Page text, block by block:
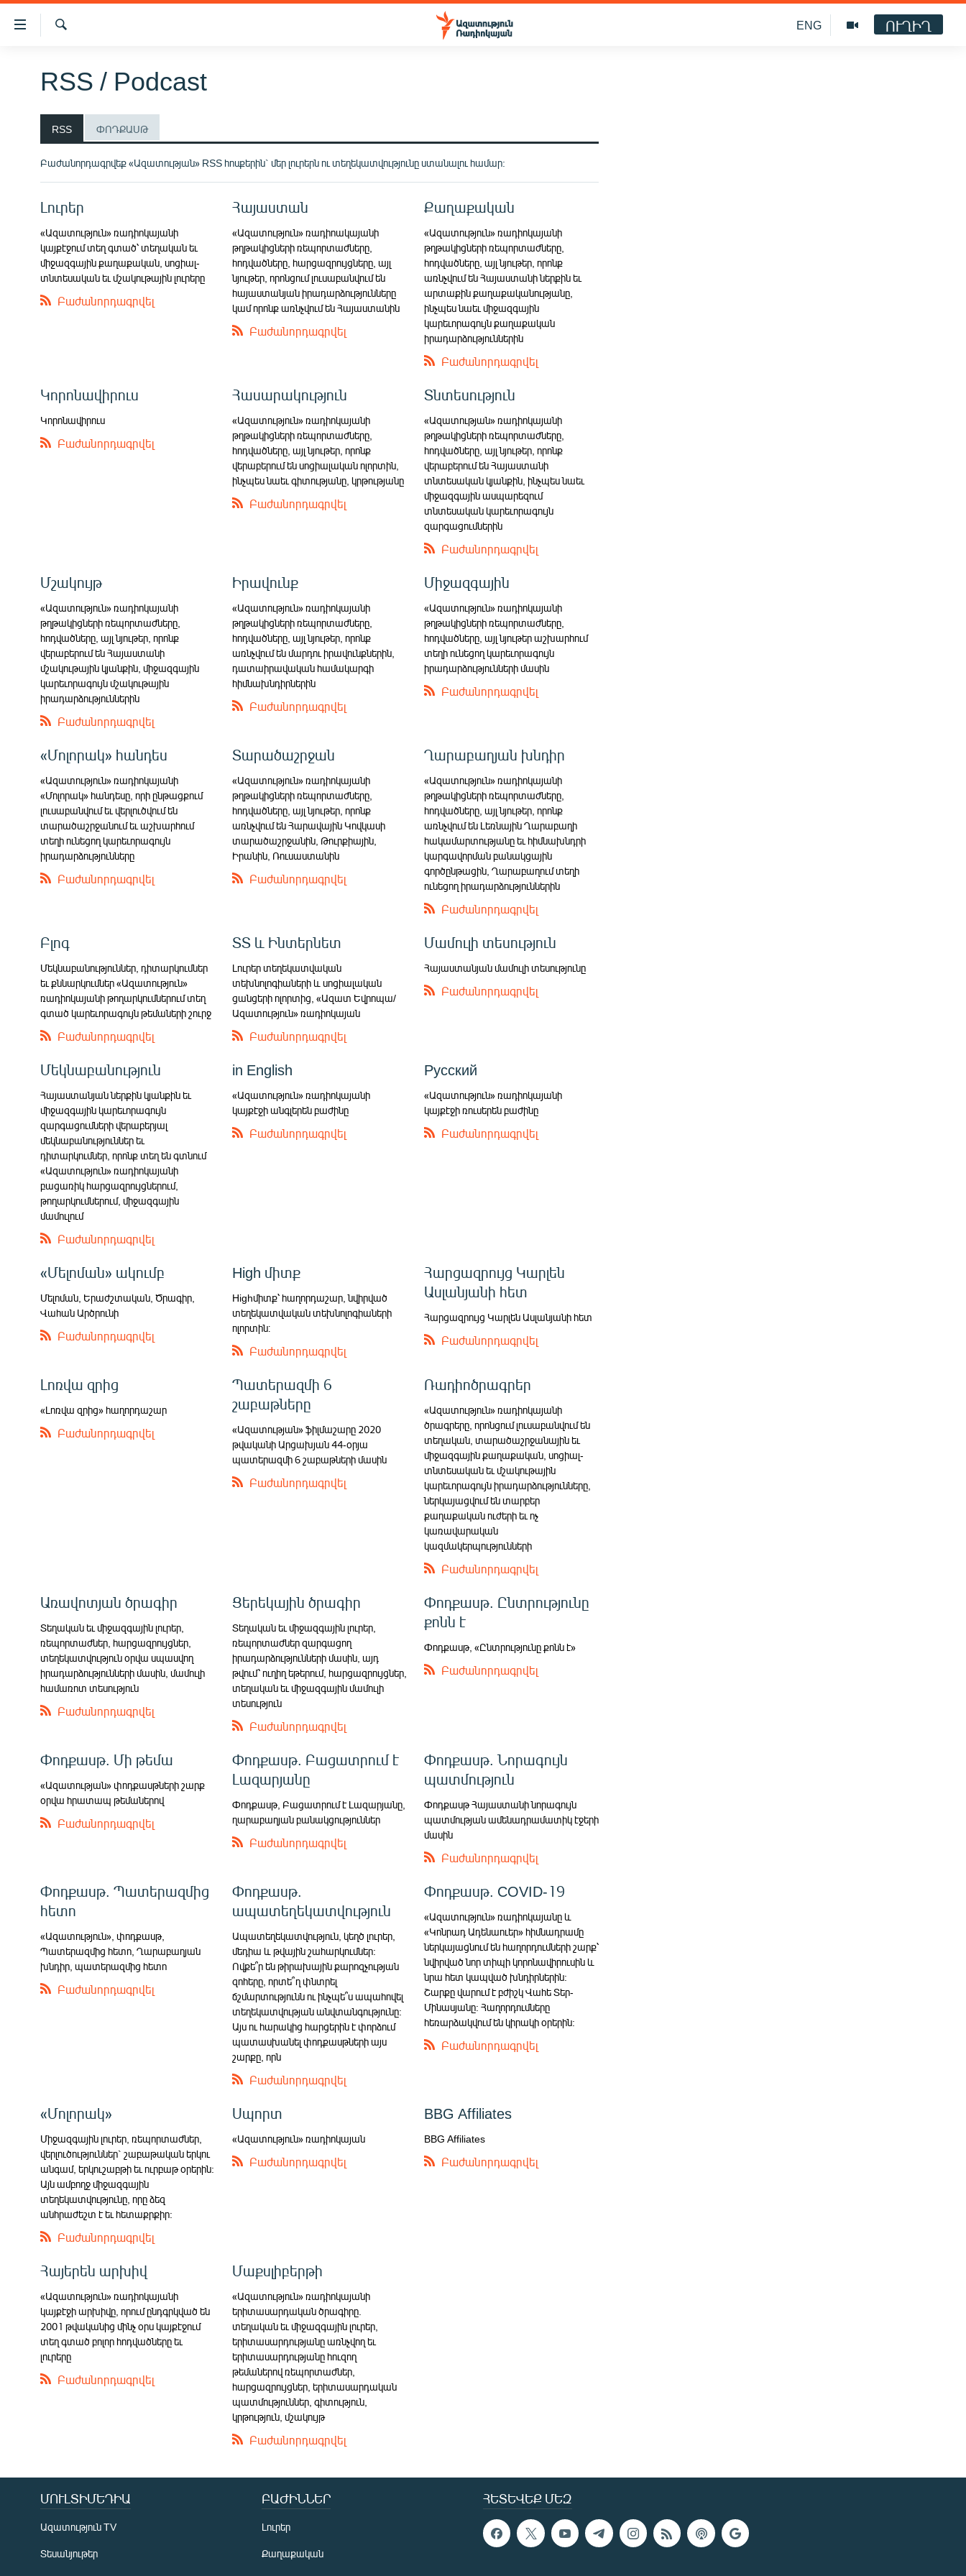
Մատչելիության
հղումներ
հիմնական
բովանդակությանը
հիմնական
Որոնում
ՀԱՅԱՍՏԱՆ
ՔԱՂԱՔԱԿԱՆ
ԸՆՏՐՈՒԹՅՈՒՆՆԵՐ 2026
ԻՐԱՎՈՒՆՔ
ՏՆՏԵՍՈՒԹՅՈՒՆ
ՂԱՐԱԲԱՂ
ՊԱՏԵՐԱԶՄԻ 6 ՇԱԲԱԹՆԵՐԸ
ՏԱՐԱԾԱՇՐՋԱՆ
ՄԵԿՆԱԲԱՆՈՒԹՅՈՒՆ
ՏՏ ԵՒ ԻՆՏԵՐՆԵՏ
ՓՈԴՔԱՍԹ
ENG ՈՒՂԻՂ
RSS / Podcast
RSS ՓՈԴՔԱՍԹ
Բաժանորդագրվեք «Ազատության» RSS հոսքերին` մեր լուրերն ու տեղեկատվությունը ստանալու համար:
Լուրեր
«Ազատություն» ռադիոկայանի
կայքէջում տեղ գտած՝ տեղական եւ
միջազգային քաղաքական, սոցիալ-
տնտեսական եւ մշակութային լուրերը
Բաժանորդագրվել
Հայաստան
«Ազատություն» ռադիոակայանի
թղթակիցների ռեպորտաժները,
հոդվածները, հարցազրույցները, այլ
նյութեր, որոնցում լուսաբանվում են
հայաստանյան իրադարձությունները
կամ որոնք առնչվում են Հայաստանին
Բաժանորդագրվել
Քաղաքական
«Ազատություն» ռադիոկայանի
թղթակիցների ռեպորտաժները,
հոդվածները, այլ նյութեր, որոնք
առնչվում են Հայաստանի ներքին եւ
արտաքին քաղաքականությանը,
ինչպես նաեւ միջազգային
կարեւորագույն քաղաքական
իրադարձություններին
Բաժանորդագրվել
Կորոնավիրուս
Կորոնավիրուս
Բաժանորդագրվել
Հասարակություն
«Ազատություն» ռադիոկայանի
թղթակիցների ռեպորտաժները,
հոդվածները, այլ նյութեր, որոնք
վերաբերում են սոցիալական ոլորտին,
ինչպես նաեւ գիտությանը, կրթությանը
Բաժանորդագրվել
Տնտեսություն
«Ազատության» ռադիոկայանի
թղթակիցների ռեպորտաժները,
հոդվածները, այլ նյութեր, որոնք
վերաբերում են Հայաստանի
տնտեսական կյանքին, ինչպես նաեւ
միջազգային ասպարեզում
տնտեսական կարեւորագույն
զարգացումներին
Բաժանորդագրվել
Մշակույթ
«Ազատություն» ռադիոկայանի
թղթակիցների ռեպորտաժները,
հոդվածները, այլ նյութեր, որոնք
վերաբերում են Հայաստանի
մշակութային կյանքին, միջազգային
կարեւորագույն մշակութային
իրադարձություններին
Բաժանորդագրվել
Իրավունք
«Ազատություն» ռադիոկայանի
թղթակիցների ռեպորտաժները,
հոդվածները, այլ նյութեր, որոնք
առնչվում են մարդու իրավունքներին,
դատաիրավական համակարգի
հիմնախնդիրներին
Բաժանորդագրվել
Միջազգային
«Ազատություն» ռադիոկայանի
թղթակիցների ռեպորտաժները,
հոդվածները, այլ նյութեր աշխարհում
տեղի ունեցող կարեւորագույն
իրադարձությունների մասին
Բաժանորդագրվել
«Մոլորակ» հանդես
«Ազատություն» ռադիոկայանի
«Մոլորակ» հանդեսը, որի ընթացքում
լուսաբանվում եւ վերլուծվում են
տարածաշրջանում եւ աշխարհում
տեղի ունեցող կարեւորագույն
իրադարձությունները
Բաժանորդագրվել
Տարածաշրջան
«Ազատություն» ռադիոկայանի
թղթակիցների ռեպորտաժները,
հոդվածները, այլ նյութեր, որոնք
առնչվում են Հարավային Կովկասի
տարածաշրջանին, Թուրքիային,
Իրանին, Ռուսաստանին
Բաժանորդագրվել
Ղարաբաղյան խնդիր
«Ազատություն» ռադիոկայանի
թղթակիցների ռեպորտաժները,
հոդվածները, այլ նյութեր, որոնք
առնչվում են Լեռնային Ղարաբաղի
հակամարտությանը եւ հիմնախնդրի
կարգավորման բանակցային
գործընթացին, Ղարաբաղում տեղի
ունեցող իրադարձություններին
Բաժանորդագրվել
Բլոգ
Մեկնաբանություններ, դիտարկումներ
եւ քննարկումներ «Ազատություն»
ռադիոկայանի թողարկումներում տեղ
գտած կարեւորագույն թեմաների շուրջ
Բաժանորդագրվել
ՏՏ և Ինտերնետ
Լուրեր տեղեկատվական
տեխնոլոգիաների և սոցիալական
ցանցերի ոլորտից, «Ազատ Եվրոպա/
Ազատություն» ռադիոկայան
Բաժանորդագրվել
Մամուլի տեսություն
Հայաստանյան մամուլի տեսությունը
Բաժանորդագրվել
Մեկնաբանություն
Հայաստանյան ներքին կյանքին եւ
միջազգային կարեւորագույն
զարգացումների վերաբերյալ
մեկնաբանություններ եւ
դիտարկումներ, որոնք տեղ են գտնում
«Ազատություն» ռադիոկայանի
բացառիկ հարցազրույցներում,
թողարկումներում, միջազգային
մամուլում
Բաժանորդագրվել
in English
«Ազատություն» ռադիոկայանի
կայքէջի անգլերեն բաժինը
Բաժանորդագրվել
Русский
«Ազատություն» ռադիոկայանի
կայքէջի ռուսերեն բաժինը
Բաժանորդագրվել
«Մելոման» ակումբ
Մելոման, Երաժշտական, Ծրագիր,
Վահան Արծրունի
Բաժանորդագրվել
High միտք
Highմիտք՝ հաղորդաշար, նվիրված
տեղեկատվական տեխնոլոգիաների
ոլորտին։
Բաժանորդագրվել
Հարցազրույց Կարլեն
Ասլանյանի հետ
Հարցազրույց Կարլեն Ասլանյանի հետ
Բաժանորդագրվել
Լոռվա զրից
«Լոռվա զրից» հաղորդաշար
Բաժանորդագրվել
Պատերազմի 6
շաբաթները
«Ազատության» ֆիլմաշարը 2020
թվականի Արցախյան 44-օրյա
պատերազմի 6 շաբաթների մասին
Բաժանորդագրվել
Ռադիոծրագրեր
«Ազատություն» ռադիոկայանի
ծրագրերը, որոնցում լուսաբանվում են
տեղական, տարածաշրջանային եւ
միջազգային քաղաքական, սոցիալ-
տնտեսական եւ մշակութային
կարեւորագույն իրադարձությունները,
ներկայացվում են տարբեր
քաղաքական ուժերի եւ ոչ
կառավարական
կազմակերպությունների
Բաժանորդագրվել
Առավոտյան ծրագիր
Տեղական եւ միջազգային լուրեր,
ռեպորտաժներ, հարցազրույցներ,
տեղեկատվություն օրվա սպասվող
իրադարձությունների մասին, մամուլի
համառոտ տեսություն
Բաժանորդագրվել
Ցերեկային ծրագիր
Տեղական եւ միջազգային լուրեր,
ռեպորտաժներ զարգացող
իրադարձությունների մասին, այդ
թվում՝ ուղիղ եթերում, հարցազրույցներ,
տեղական եւ միջազգային մամուլի
տեսություն
Բաժանորդագրվել
Փոդքասթ. Ընտրությունը
քոնն է
Փոդքասթ, «Ընտրությունը քոնն է»
Բաժանորդագրվել
Փոդքասթ. Մի թեմա
«Ազատության» փոդքասթների շարք
օրվա հրատապ թեմաներով
Բաժանորդագրվել
Փոդքասթ. Բացատրում է
Լազարյանը
Փոդքասթ, Բացատրում է Լազարյանը,
ղարաբաղյան բանակցություններ
Բաժանորդագրվել
Փոդքասթ. Նորագույն
պատմություն
Փոդքասթ Հայաստանի նորագույն
պատմության ամենադրամատիկ էջերի
մասին
Բաժանորդագրվել
Փոդքասթ. Պատերազմից
հետո
«Ազատություն», փոդքասթ,
Պատերազմից հետո, Ղարաբաղյան
խնդիր, պատերազմից հետո
Բաժանորդագրվել
Փոդքասթ.
ապատեղեկատվություն
Ապատեղեկատվություն, կեղծ լուրեր,
մեդիա և թվային շահարկումներ:
Ովքե՞ր են թիրախային քարոզչության
զոհերը, որտե՞ղ փնտրել
ճշմարտությունն ու ինչպե՞ս ապահովել
տեղեկատվության անվտանգությունը:
Այս ու հարակից հարցերին է փորձում
պատասխանել փոդքասթների այս
շարքը, որն
Բաժանորդագրվել
Փոդքասթ. COVID-19
«Ազատություն» ռադիոկայանը և
«Կոնրադ Ադենաուեր» հիմնադրամը
ներկայացնում են հաղորդումների շարք՝
նվիրված նոր տիպի կորոնավիրուսին և
նրա հետ կապված խնդիրներին:
Շարքը վարում է բժիշկ Վահե Տեր-
Մինասյանը: Հաղորդումները
հեռարձակվում են կիրակի օրերին:
Բաժանորդագրվել
«Մոլորակ»
Միջազգային լուրեր, ռեպորտաժներ,
վերլուծություններ` շաբաթական երկու
անգամ, երկուշաբթի եւ ուրբաթ օրերին:
Այն ամբողջ միջազգային
տեղեկատվությունը, որը ձեզ
անհրաժեշտ է եւ հետաքրքիր:
Բաժանորդագրվել
Սպորտ
«Ազատություն» ռադիոկայան
Բաժանորդագրվել
BBG Affiliates
BBG Affiliates
Բաժանորդագրվել
Հայերեն արխիվ
«Ազատություն» ռադիոկայանի
կայքէջի արխիվը, որում ընդգրկված են
2001 թվականից մինչ օրս կայքէջում
տեղ գտած բոլոր հոդվածները եւ
լուրերը
Բաժանորդագրվել
Մաքսլիբերթի
«Ազատություն» ռադիոկայանի
երիտասարդական ծրագիրը.
տեղական եւ միջազգային լուրեր,
երիտասարդությանը առնչվող եւ
երիտասարդությանը հուզող
թեմաներով ռեպորտաժներ,
հարցազրույցներ, երիտասարդական
պատմություններ, գիտություն,
կրթություն, մշակույթ
Բաժանորդագրվել
ՀԵՏԵՎԵՔ ՄԵԶ
ՄՈՒԼՏԻՄԵԴԻԱ
Ազատություն TV
Տեսանյութեր
ԲԱԺԻՆՆԵՐ
Լուրեր
Քաղաքական